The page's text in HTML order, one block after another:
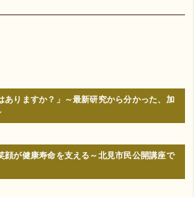
ありますか？」～最新研究から分かった、加
顔が健康寿命を支える～北見市民公開講座で